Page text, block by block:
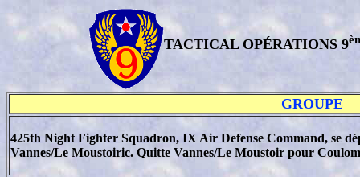
TACTICAL OPÉRATIONS 9
GROUPE
425th Night Fighter Squadron, IX Air Defense Command, se
Vannes/Le Moustoiric. Quitte Vannes/Le Moustoir pour